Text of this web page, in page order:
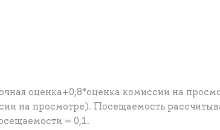
оценка+0,8*оценка комиссии на
на просмотре). Посещаемость
= 0,1.